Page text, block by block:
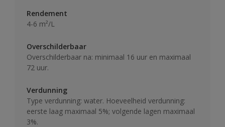
Rendement
4-6 m²/L
Overschilderbaar
Overschilderbaar na: minimaal 16 uur en maximaal
72 uur.
Verdunning
Type verdunning: water. Hoeveelheid verdunning:
eerste laag maximaal 5%; volgende lagen maximaal
3%.